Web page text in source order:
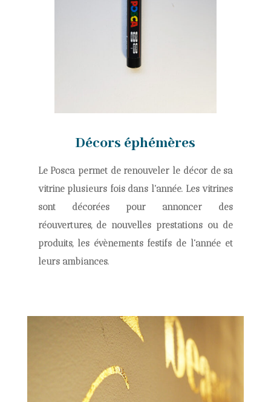
Décors éphémères
Le Posca permet de renouveler le décor de sa
vitrine plusieurs fois dans l'année. Les vitrines
sont décorées pour annoncer des
réouvertures, de nouvelles prestations ou de
produits, les évènements festifs de l'année et
leurs ambiances.